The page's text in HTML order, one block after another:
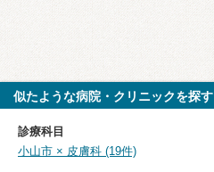
似たような病院・クリニックを探す
診療科目
小山市 × 皮膚科 (19件)